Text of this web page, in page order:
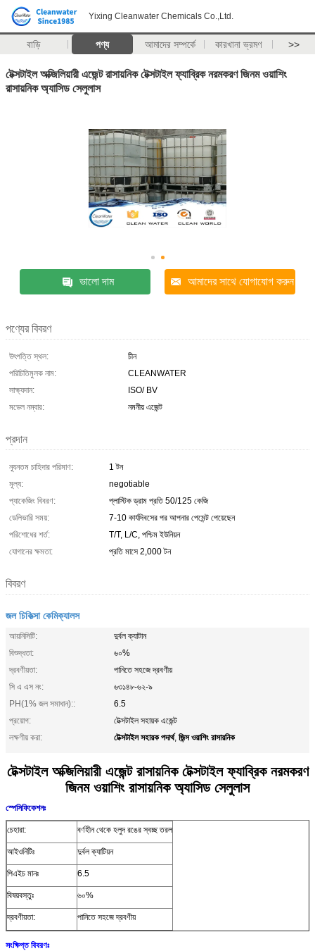
Yixing Cleanwater Chemicals Co.,Ltd.
বাড়ি পণ্য আমাদের সম্পর্কে কারখানা ভ্রমণ >>
টেক্সটাইল অক্জিলিয়ারী এজেন্ট রাসায়নিক টেক্সটাইল ফ্যাব্রিক নরমকরণ জিনম ওয়াশিং
রাসায়নিক অ্যাসিড সেলুলাস
ভালো দাম আমাদের সাথে যোগাযোগ করুন
পণ্যের বিবরণ
উৎপত্তি স্থল:
চীন
পরিচিতিমুলক নাম:
CLEANWATER
সাক্ষ্যদান:
ISO/ BV
মডেল নম্বার:
নমনীয় এজেন্ট
প্রদান
ন্যূনতম চাহিদার পরিমাণ:
1 টন
মূল্য:
negotiable
প্যাকেজিং বিবরণ:
প্লাস্টিক ড্রাম প্রতি 50/125 কেজি
ডেলিভারি সময়:
7-10 কার্যদিবসের পর আপনার পেমেন্ট পেয়েছেন
পরিশোধের শর্ত:
T/T, L/C, পশ্চিম ইউনিয়ন
যোগানের ক্ষমতা:
প্রতি মাসে 2,000 টন
বিবরণ
জল চিকিত্সা কেমিক্যালস
আয়নিসিটি:
দুর্বল ক্যাটান
বিশুদ্ধতা:
৬০%
দ্রবণীয়তা:
পানিতে সহজে দ্রবণীয়
সি এ এস নং:
৬৩১৪৮-৬২-৯
PH(1% জল সমাধান)::
6.5
প্রয়োগ:
টেক্সটাইল সহায়ক এজেন্ট
লক্ষণীয় করা:
টেক্সটাইল সহায়ক পদার্থ, জিন্স ওয়াশিং রাসায়নিক
টেক্সটাইল অক্জিলিয়ারী এজেন্ট রাসায়নিক টেক্সটাইল ফ্যাব্রিক নরমকরণ
জিনম ওয়াশিং রাসায়নিক অ্যাসিড সেলুলাস
স্পেসিফিকেশনঃ
চেহারা: বর্ণহীন থেকে হলুদ রঙের স্বচ্ছ তরল
আইওনিটিঃ দুর্বল ক্যাটিয়ন
পিএইচ মানঃ 6.5
বিষয়বস্তুঃ ৬০%
দ্রবণীয়তা: পানিতে সহজে দ্রবণীয়
সংক্ষিপ্ত বিবরণঃ